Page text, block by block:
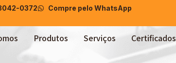
0372 Compre pelo WhatsApp
Produtos Serviços Certificados